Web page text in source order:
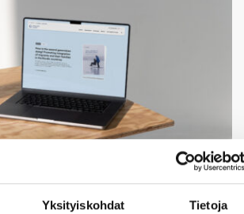
Yksityiskohdat Tietoja